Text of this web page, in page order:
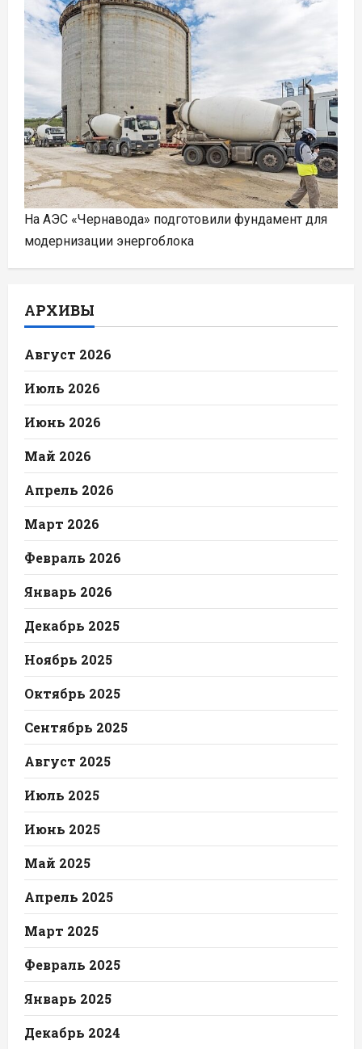
На АЭС «Чернавода» подготовили фундамент для
модернизации энергоблока
АРХИВЫ
Август 2026
Июль 2026
Июнь 2026
Май 2026
Апрель 2026
Март 2026
Февраль 2026
Январь 2026
Декабрь 2025
Ноябрь 2025
Октябрь 2025
Сентябрь 2025
Август 2025
Июль 2025
Июнь 2025
Май 2025
Апрель 2025
Март 2025
Февраль 2025
Январь 2025
Декабрь 2024